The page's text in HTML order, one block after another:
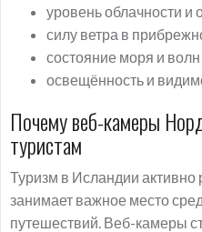
уровень облачности и
силу ветра в
состояние моря и волн
освещённость и
Почему веб-камеры
туристам
Туризм в Исландии
занимает важное место
путешествий. Веб-камеры